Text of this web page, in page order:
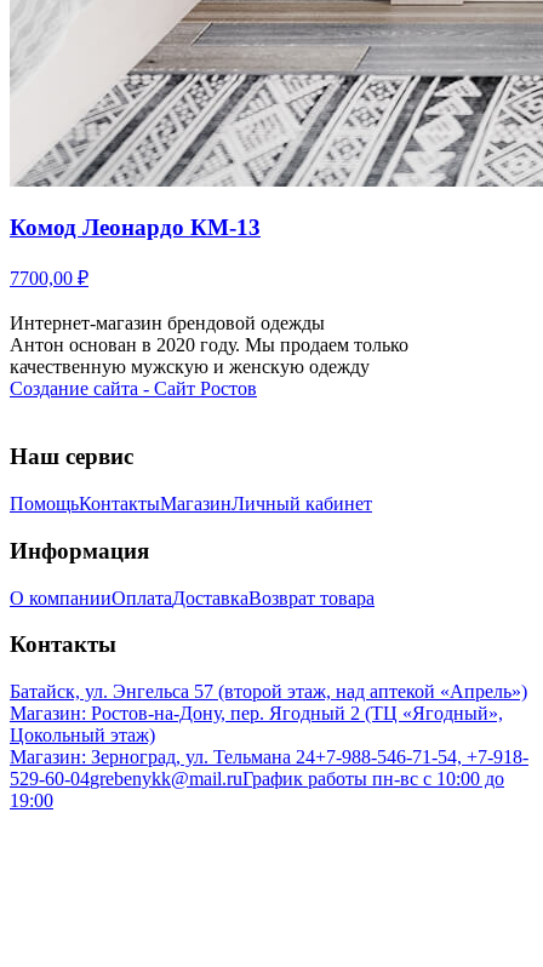
Комод Леонардо КМ-13
7700,00 ₽
Интернет-магазин брендовой одежды
Антон основан в 2020 году. Мы продаем только
качественную мужскую и женскую одежду
Создание сайта - Сайт Ростов
Наш сервис
ПомощьКонтактыМагазинЛичный кабинет
Информация
О компанииОплатаДоставкаВозврат товара
Контакты
Батайск, ул. Энгельса 57 (второй этаж, над аптекой «Апрель»)
Магазин: Ростов-на-Дону, пер. Ягодный 2 (ТЦ «Ягодный»,
Цокольный этаж)
Магазин: Зерноград, ул. Тельмана 24+7-988-546-71-54, +7-918-
529-60-04grebenykk@mail.ruГрафик работы пн-вс с 10:00 до
19:00